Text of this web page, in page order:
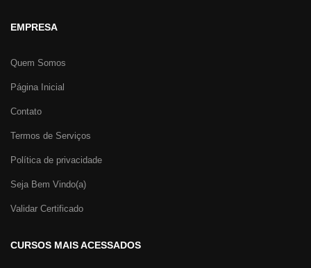
EMPRESA
Quem Somos
Página Inicial
Contato
Termos de Serviços
Política de privacidade
Seja Bem Vindo(a)
Validar Certificado
CURSOS MAIS ACESSADOS